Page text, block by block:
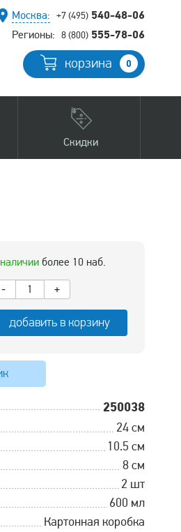
Москва: +7 (495) 540-48-06
Регионы: 8 (800) 555-78-06
корзина 0
Скидки
более 10 наб.
-
+
добавить в корзину
250038
24 см
10.5 см
8 см
2 шт
600 мл
Картонная коробка